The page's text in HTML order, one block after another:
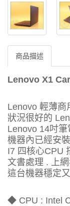
商品描述
Lenovo X1
Lenovo 輕薄商
狀況很好的
Lenovo 14吋
機器內已經安
I7 四核心CPU
文書處理 . 上
這台機器穩定
◆ CPU : Intel